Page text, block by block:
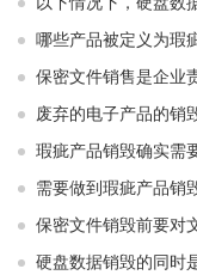
哪些产品被定义为瑕
保密文件销售是企业
废弃的电子产品的销
瑕疵产品销毁确实需
需要做到瑕疵产品销
保密文件销毁前要对
硬盘数据销毁的同时